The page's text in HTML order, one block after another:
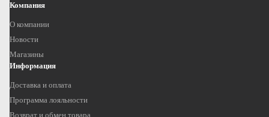
Компания
О компании
Новости
Магазины
Информация
Доставка и оплата
Программа лояльности
Возврат и обмен товара